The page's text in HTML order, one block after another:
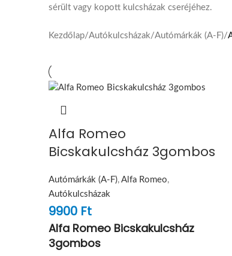
sérült vagy kopott kulcsházak cseréjéhez.
Kezdőlap/Autókulcsházak/Autómárkák (A-F)/
Alfa Romeo
Bicskakulcsház 3gombos
Autómárkák (A-F), Alfa Romeo,
Autókulcsházak
9900 Ft
Alfa Romeo Bicskakulcsház
3gombos